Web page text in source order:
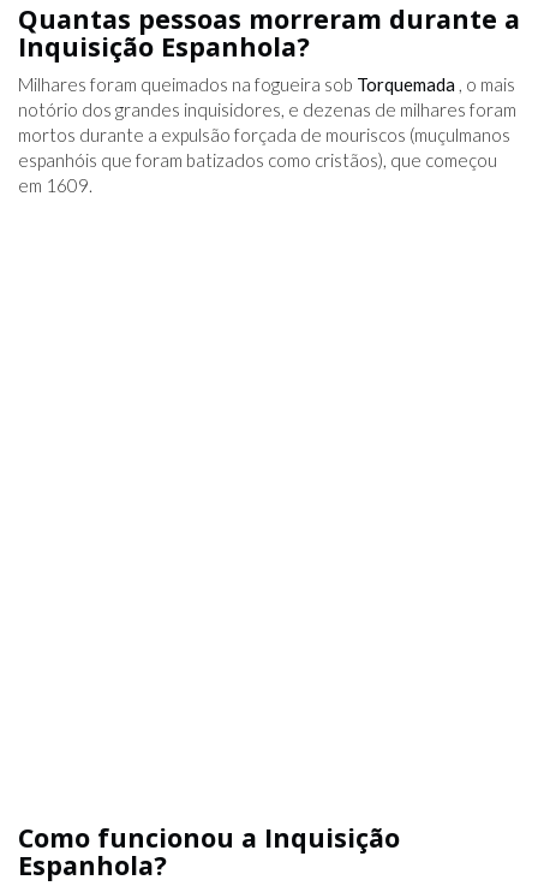
Quantas pessoas morreram durante a
Inquisição Espanhola?
Milhares foram queimados na fogueira sob Torquemada , o mais
notório dos grandes inquisidores, e dezenas de milhares foram
mortos durante a expulsão forçada de mouriscos (muçulmanos
espanhóis que foram batizados como cristãos), que começou
em 1609.
Como funcionou a Inquisição
Espanhola?